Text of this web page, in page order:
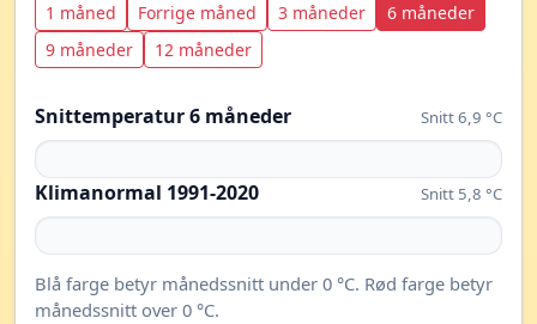
1 måned Forrige måned 3 måneder
6 måneder
9 måneder
12 måneder
Snittemperatur 6 måneder Snitt 6,9 °C
Klimanormal 1991-2020 Snitt 5,8 °C
Blå farge betyr månedssnitt under 0 °C. Rød farge betyr
månedssnitt over 0 °C.